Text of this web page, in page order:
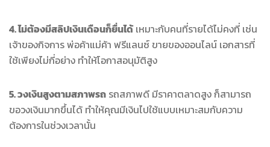
4. ไม่ต้องมีสลิปเงินเดือนก็ยื่นได้เหมาะกับคนที่รายได้ไม่คงที่ เช่น
เจ้าของกิจการ พ่อค้าแม่ค้า ฟรีแลนซ์ ขายของออนไลน์ เอกสารที่
ใช้เพียงไม่กี่อย่าง ทำให้โอกาสอนุมัติสูง
5. วงเงินสูงตามสภาพรถ รถสภาพดี มีราคาตลาดสูง ก็สามารถ
ขอวงเงินมากขึ้นได้ ทำให้คุณมีเงินไปใช้แบบเหมาะสมกับความ
ต้องการในช่วงเวลานั้น